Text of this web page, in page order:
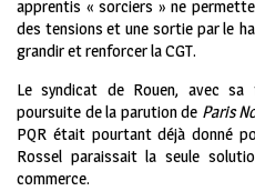
apprentis « sorciers » ne
des tensions et une sortie par le
grandir et renforcer la CGT.
Le syndicat de Rouen, avec
poursuite de la parution de Paris
PQR était pourtant déjà donné
Rossel paraissait la seule
commerce.